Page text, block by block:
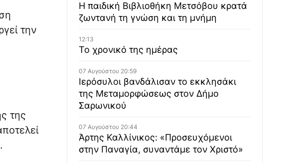
την
της
Η παιδική Βιβλιοθήκη Μετσόβου κρατά
ζωντανή τη γνώση και τη μνήμη
12:13
Το χρονικό της ημέρας
07 Αυγούστου 20:59
Ιερόσυλοι βανδάλισαν το εκκλησάκι
της Μεταμορφώσεως στον Δήμο
Σαρωνικού
07 Αυγούστου 20:44
Άρτης Καλλίνικος: «Προσευχόμενοι
στην Παναγία, συναντάμε τον Χριστό»